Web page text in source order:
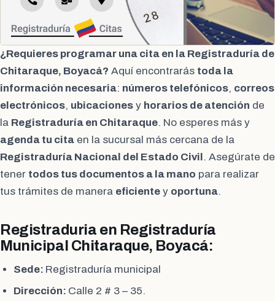
¿Requieres programar una cita en la Registraduría de
Chitaraque, Boyacá? Aquí encontrarás toda la
información necesaria: números telefónicos, correos
electrónicos, ubicaciones y horarios de atención de
la Registraduría en Chitaraque. No esperes más y
agenda tu cita en la sucursal más cercana de la
Registraduría Nacional del Estado Civil. Asegúrate de
tener todos tus documentos a la mano para realizar
tus trámites de manera eficiente y oportuna.
Registraduria en Registraduría
Municipal Chitaraque, Boyacá:
Sede: Registraduría municipal
Dirección: Calle 2 # 3 – 35.